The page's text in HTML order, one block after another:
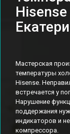
Hisense
Мастерская
температуры
Hisense.
встречается у
Нарушение
поддержания
индикаторов и
компрессора.